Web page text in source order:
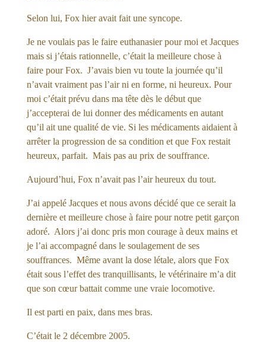
Selon lui, Fox hier avait fait une syncope.
Je ne voulais pas le faire euthanasier pour moi et Jacques
mais si j’étais rationnelle, c’était la meilleure chose à
faire pour Fox. J’avais bien vu toute la journée qu’il
n’avait vraiment pas l’air ni en forme, ni heureux. Pour
moi c’était prévu dans ma tête dès le début que
j’accepterai de lui donner des médicaments en autant
qu’il ait une qualité de vie. Si les médicaments aidaient à
arrêter la progression de sa condition et que Fox restait
heureux, parfait. Mais pas au prix de souffrance.
Aujourd’hui, Fox n’avait pas l’air heureux du tout.
J’ai appelé Jacques et nous avons décidé que ce serait la
dernière et meilleure chose à faire pour notre petit garçon
adoré. Alors j’ai donc pris mon courage à deux mains et
je l’ai accompagné dans le soulagement de ses
souffrances. Même avant la dose létale, alors que Fox
était sous l’effet des tranquillisants, le vétérinaire m’a dit
que son cœur battait comme une vraie locomotive.
Il est parti en paix, dans mes bras.
C’était le 2 décembre 2005.